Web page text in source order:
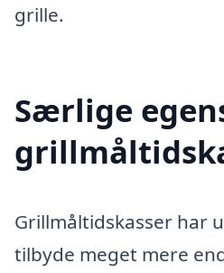
grille.
Særlige
Grillmåltidskasser har
tilbyde meget mere